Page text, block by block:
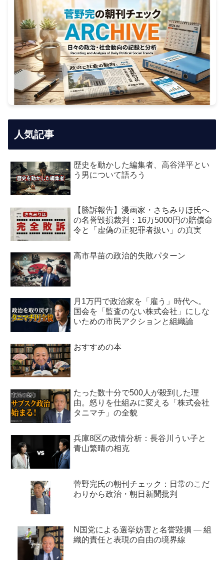
人気記事
歴史を動かした編集者、高谷洋平とい
う男について語ろう
【勝訴報告】漫画家・さちみりほ氏へ
の名誉毀損裁判：16万5000円の賠償命
令と「虚偽の正犯罪者扱い」の真実
高市早苗の政治的失敗パターン
月1万円で政治家を「雇う」時代へ。
国会を「監査のない株式会社」にしな
いための市民アクションと組織論
おすすめの本
たった数十分で500人が殺到した理
由。怒りを仕組みに変える「株式会社
タニマチ」の全貌
兵庫8区の政情分析：長谷川うい子と
青山繁晴の相克
菅野完氏の朝刊チェック：日常のこだ
わりから政治・朝日新聞批判
N国党による選挙妨害と名誉毀損 ― 組
織的責任と表現の自由の境界線